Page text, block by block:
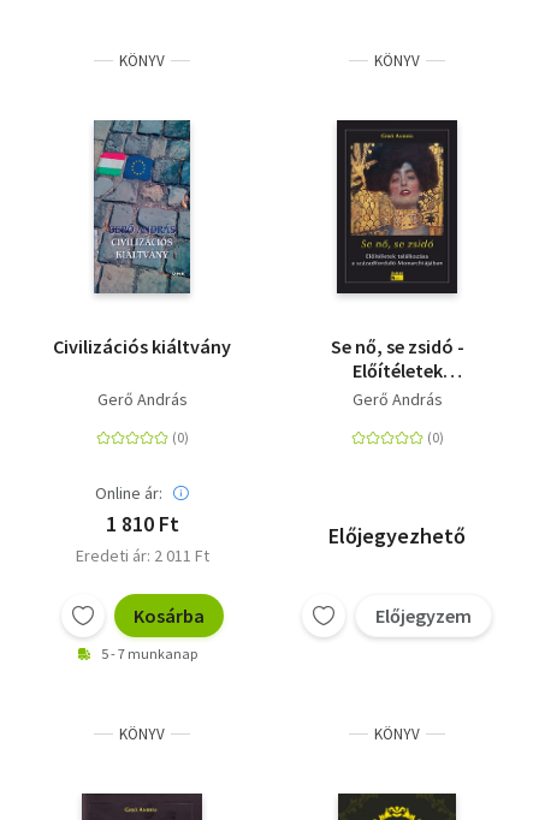
KÖNYV
Civilizációs kiáltvány
Gerő András
Online ár:
1 810 Ft
Eredeti ár: 2 011 Ft
Kosárba
5 - 7 munkanap
KÖNYV
Se nő, se zsidó -
Előítéletek
találkozása a
monarchiájában -
Monarchiájában
Gerő András
Előjegyezhető
Előjegyzem
KÖNYV KÖNYV